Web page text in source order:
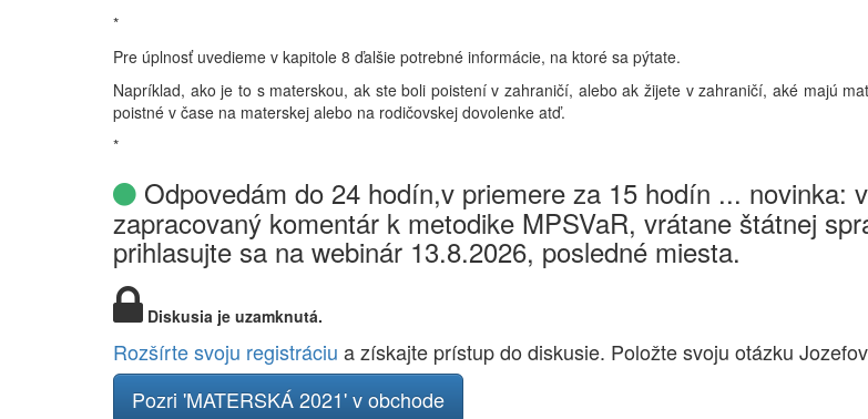
*
Pre úplnosť uvedieme v kapitole 8 ďalšie potrebné informácie, na ktoré sa pýtate.
Napríklad, ako je to s materskou, ak ste boli poistení v zahraničí, alebo ak žijete v zahraničí, aké majú
poistné v čase na materskej alebo na rodičovskej dovolenke atď.
*
Odpovedám do 24 hodín,v priemere za 15 hodín ... novinka:
zapracovaný komentár k metodike MPSVaR, vrátane štátnej
prihlasujte sa na webinár 13.8.2026, posledné miesta.
Diskusia je uzamknutá.
Rozšírte svoju registráciu a získajte prístup do diskusie. Položte svoju otázku
Pozri 'MATERSKÁ 2021' v obchode